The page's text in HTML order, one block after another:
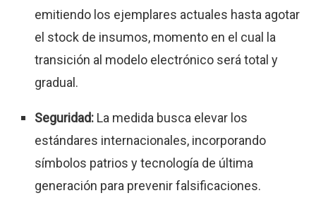
emitiendo los ejemplares actuales hasta agotar
el stock de insumos, momento en el cual la
transición al modelo electrónico será total y
gradual.
Seguridad: La medida busca elevar los
estándares internacionales, incorporando
símbolos patrios y tecnología de última
generación para prevenir falsificaciones.